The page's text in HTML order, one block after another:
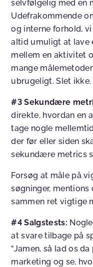
selvfølgelig med en
Udefrakommende
og interne forhold,
altid umuligt at lave
mellem en aktivitet
mange
ubrugeligt. Slet ikke.
#3 Sekundære
direkte, hvordan en
tage nogle
der før eller siden
sekundære metrics
Forsøg at måle på
søgninger, mentions
sammen ret vigtige
#4 Salgstests:
at svare tilbage på
“Jamen, så lad os
marketing og se,